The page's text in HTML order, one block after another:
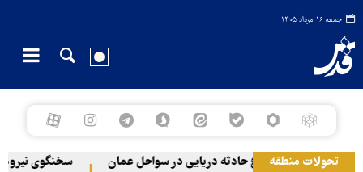
جمعه ۱۶ مرداد ۱۴۰۵
تحولات منطقهلبنان وقوع حادثه دریایی در سواحل عمان سخنگوی